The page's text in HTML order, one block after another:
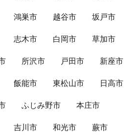
鴻巣市 越谷市 坂戸市
志木市 白岡市 草加市
所沢市 戸田市 新座市
飯能市 東松山市 日高市
ふじみ野市 本庄市
吉川市 和光市 蕨市